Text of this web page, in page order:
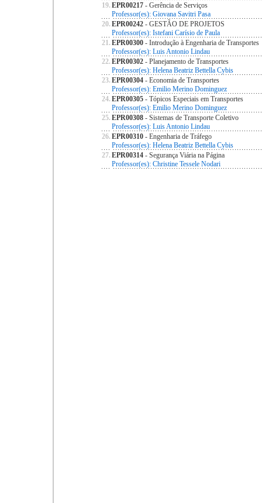
19. EPR00217 - Gerência de Serviços
Professor(es): Giovana Savitri Pasa
20. EPR00242 - GESTÃO DE PROJETOS
Professor(es): Istefani Carísio de Paula
21. EPR00300 - Introdução à Engenharia de Transportes
Professor(es): Luis Antonio Lindau
22. EPR00302 - Planejamento de Transportes
Professor(es): Helena Beatriz Bettella Cybis
23. EPR00304 - Economia de Transportes
Professor(es): Emilio Merino Dominguez
24. EPR00305 - Tópicos Especiais em Transportes
Professor(es): Emilio Merino Dominguez
25. EPR00308 - Sistemas de Transporte Coletivo
Professor(es): Luis Antonio Lindau
26. EPR00310 - Engenharia de Tráfego
Professor(es): Helena Beatriz Bettella Cybis
27. EPR00314 - Segurança Viária na Página
Professor(es): Christine Tessele Nodari